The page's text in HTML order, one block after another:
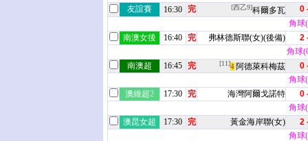
友誼賽
16:30 完 [西乙9]科爾多瓦
0
角球
南澳女後
16:40 完 弗林德斯聯(女)(後備)
2
角球
南澳超
16:45 完 [11]4 阿德萊科梅茲
0
角球
澳維超2
17:30 完 海灣阿爾戈諾特
0
角球
澳昆女超
17:30 完 黃金海岸聯(女)
2
角球